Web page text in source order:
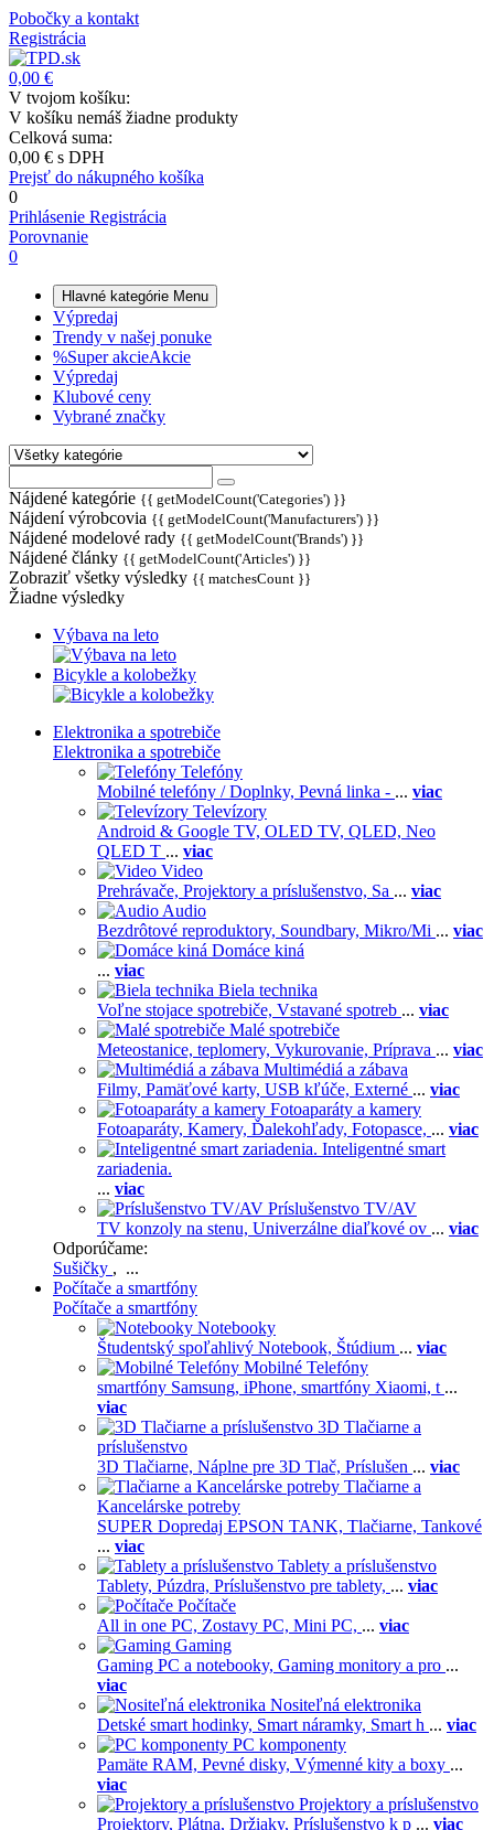
Pobočky a kontakt
Registrácia
0,00 €
V tvojom košíku:
V košíku nemáš žiadne produkty
Celková suma:
0,00 € s DPH
Prejsť do nákupného košíka
0
Prihlásenie Registrácia
Porovnanie
0
Hlavné kategórie Menu
Výpredaj
Trendy v našej ponuke
%Super akcieAkcie
Výpredaj
Klubové ceny
Vybrané značky
Nájdené kategórie {{ getModelCount('Categories') }}
Nájdení výrobcovia {{ getModelCount('Manufacturers') }}
Nájdené modelové rady {{ getModelCount('Brands') }}
Nájdené články {{ getModelCount('Articles') }}
Zobraziť všetky výsledky {{ matchesCount }}
Žiadne výsledky
Výbava na leto
Bicykle a kolobežky
Elektronika a spotrebiče
Elektronika a spotrebiče
Telefóny
Mobilné telefóny / Doplnky, Pevná linka - ... viac
Televízory
Android & Google TV, OLED TV, QLED, Neo
QLED T ... viac
Video
Prehrávače, Projektory a príslušenstvo, Sa ... viac
Audio
Bezdrôtové reproduktory, Soundbary, Mikro/Mi ... viac
Domáce kiná
... viac
Biela technika
Voľne stojace spotrebiče, Vstavané spotreb ... viac
Malé spotrebiče
Meteostanice, teplomery, Vykurovanie, Príprava ... viac
Multimédiá a zábava
Filmy, Pamäťové karty, USB kľúče, Externé ... viac
Fotoaparáty a kamery
Fotoaparáty, Kamery, Ďalekohľady, Fotopasce, ... viac
Inteligentné smart
zariadenia.
... viac
Príslušenstvo TV/AV
TV konzoly na stenu, Univerzálne diaľkové ov ... viac
Odporúčame:
Sušičky , ...
Počítače a smartfóny
Počítače a smartfóny
Notebooky
Študentský spoľahlivý Notebook, Štúdium ... viac
Mobilné Telefóny
smartfóny Samsung, iPhone, smartfóny Xiaomi, t ...
viac
3D Tlačiarne a
príslušenstvo
3D Tlačiarne, Náplne pre 3D Tlač, Príslušen ... viac
Tlačiarne a
Kancelárske potreby
SUPER Dopredaj EPSON TANK, Tlačiarne, Tankové
... viac
Tablety a príslušenstvo
Tablety, Púzdra, Príslušenstvo pre tablety, ... viac
Počítače
All in one PC, Zostavy PC, Mini PC, ... viac
Gaming
Gaming PC a notebooky, Gaming monitory a pro ...
viac
Nositeľná elektronika
Detské smart hodinky, Smart náramky, Smart h ... viac
PC komponenty
Pamäte RAM, Pevné disky, Výmenné kity a boxy ...
viac
Projektory a príslušenstvo
Projektory, Plátna, Držiaky, Príslušenstvo k p ... viac